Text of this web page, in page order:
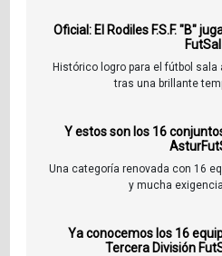
Oficial: El Rodiles F.S.F. "B"
FutSal
Histórico logro para el fútbol
tras una brillante
Y estos son los 16
Una categoría renovada con 16
y mucha
Ya conocemos los 16
Tercera División